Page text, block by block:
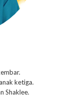
ketiga.
Shaklee.